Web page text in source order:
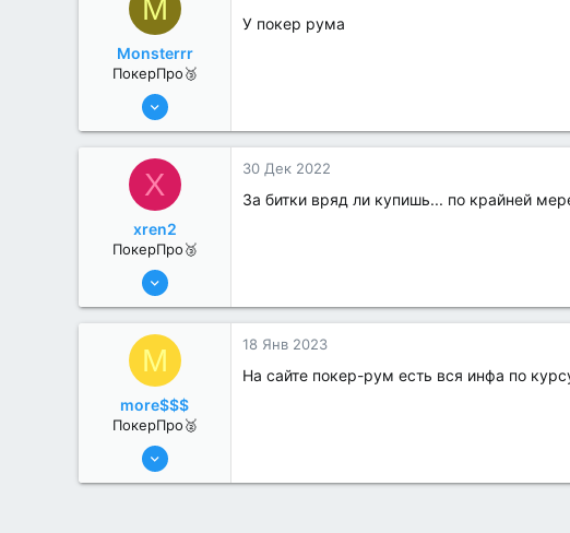
M
Monsterrr
ПокерПро🥉
17 Авг 2022
0
У покер рума
X
xren2
ПокерПро🥉
17 Авг 2022
0
30 Дек 2022
За битки вряд ли купишь... по крайней
M
more$$$
ПокерПро🥈
8 Июн 2022
18 Янв 2023
На сайте покер-рум есть вся инфа по